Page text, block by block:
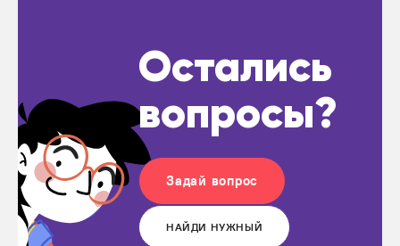
Остались
вопросы?
Задай вопрос
НАЙДИ НУЖНЫЙ